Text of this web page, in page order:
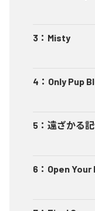
3 ： Misty
4 ： Only Pup
5 ： 遠ざかる
6 ： Open Your